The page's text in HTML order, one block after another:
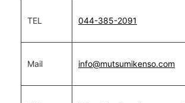
TEL 044-385-2091
Mail info@mutsumikenso.com